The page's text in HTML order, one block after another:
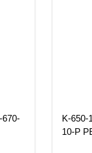
670-
K-650-
10-Р